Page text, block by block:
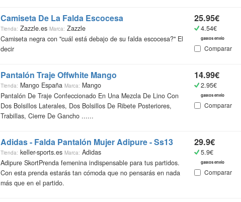
Camiseta De La Falda Escocesa
Tienda: Zazzle.es Marca: Zazzle
Camiseta negra con "cuál está debajo de su falda escocesa?" El
decir
25.95€
4.54€
gastos envío
Comparar
Pantalón Traje Offwhite Mango
Tienda: Mango España Marca: Mango
Pantalón De Traje Confeccionado En Una Mezcla De Lino Con
Dos Bolsillos Laterales, Dos Bolsillos De Ribete Posteriores,
Trabillas, Cierre De Gancho ......
14.99€
2.95€
gastos envío
Comparar
Adidas - Falda Pantalón Mujer Adipure - Ss13
Tienda: keller-sports.es Marca: Adidas
Adipure SkortPrenda femenina indispensable para tus partidos.
Con esta prenda estarás tan cómoda que no pensarás en nada
más que en el partido.
29.9€
5.9€
gastos envío
Comparar